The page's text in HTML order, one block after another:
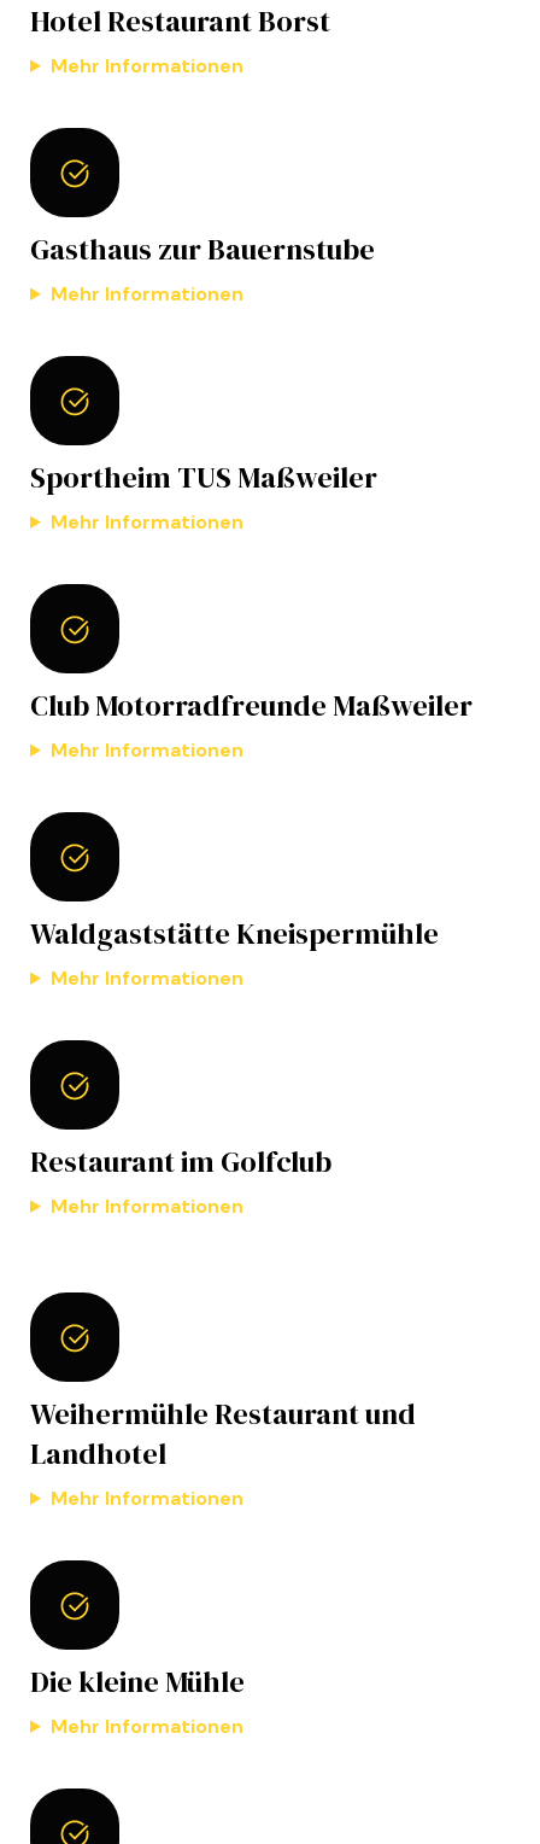
Hotel Restaurant Borst
Mehr Informationen
Gasthaus zur Bauernstube
Mehr Informationen
Sportheim TUS Maßweiler
Mehr Informationen
Club Motorradfreunde Maßweiler
Mehr Informationen
Waldgaststätte Kneispermühle
Mehr Informationen
Restaurant im Golfclub
Mehr Informationen
Weihermühle Restaurant und
Landhotel
Mehr Informationen
Die kleine Mühle
Mehr Informationen